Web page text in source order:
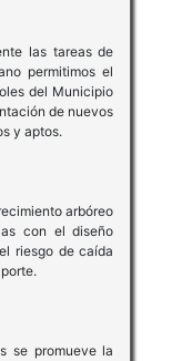
las tareas de
permitimos el
del Municipio
de nuevos
y aptos.
arbóreo
con el diseño
riesgo de caída
promueve la